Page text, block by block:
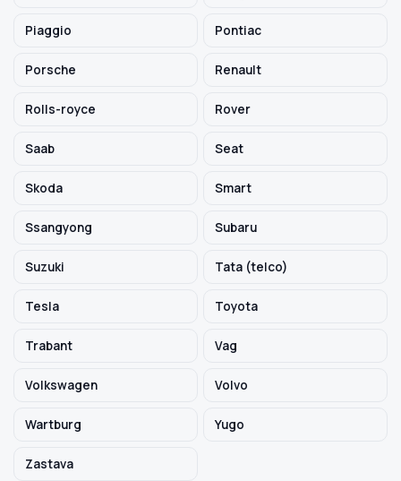
Piaggio Pontiac
Porsche Renault
Rolls-royce Rover
Saab Seat
Skoda Smart
Ssangyong Subaru
Suzuki Tata (telco)
Tesla Toyota
Trabant Vag
Volkswagen Volvo
Wartburg Yugo
Zastava